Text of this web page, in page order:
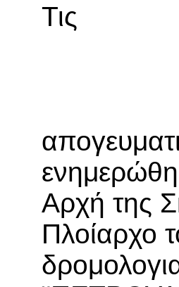
Τις
Αρχή της
Πλοίαρχο